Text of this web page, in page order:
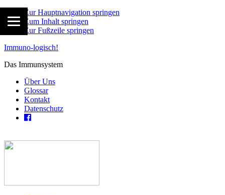
Zur Hauptnavigation springen
Zum Inhalt springen
Zur Fußzeile springen
Immuno-logisch!
Das Immunsystem
Über Uns
Glossar
Kontakt
Datenschutz